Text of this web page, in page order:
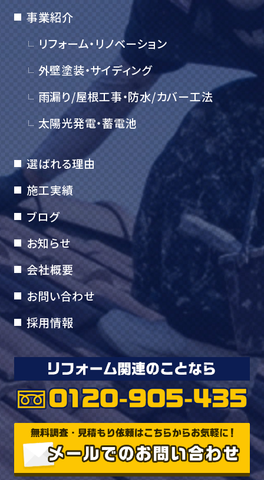
事業紹介
リフォーム・リノベーション
外壁塗装・サイディング
雨漏り/屋根工事・防水/カバー工法
太陽光発電・蓄電池
選ばれる理由
施工実績
ブログ
お知らせ
会社概要
お問い合わせ
採用情報